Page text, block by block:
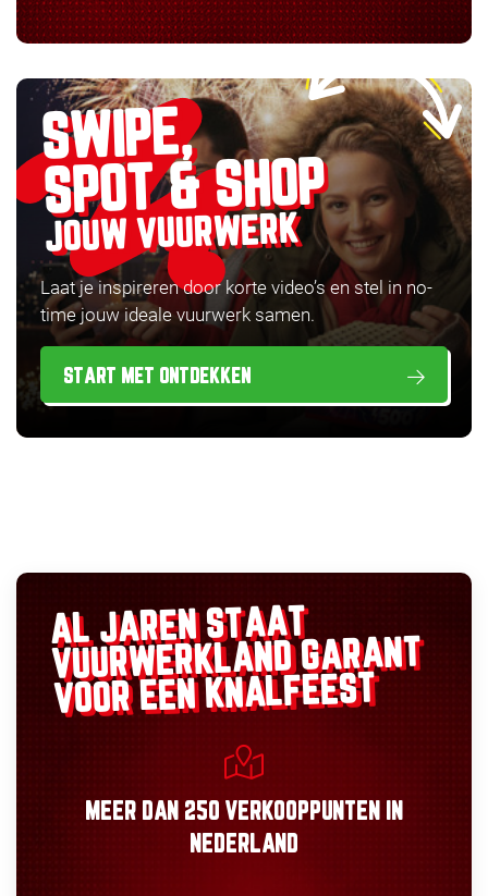
SWIPE,
SPOT & SHOP
JOUW VUURWERK
Laat je inspireren door korte video’s en stel in no-
time jouw ideale vuurwerk samen.
START MET ONTDEKKEN
AL JAREN STAAT
VUURWERKLANDGARANT
VOOR EEN KNALFEEST
MEER DAN 250 VERKOOPPUNTEN
IN
NEDERLAND